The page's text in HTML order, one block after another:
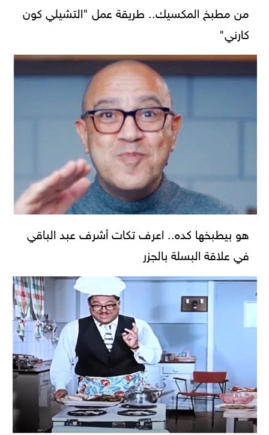
من مطبخ المكسيك.. طريقة عمل "التشيلي كون
كارني"
هو بيطبخها كده.. اعرف تكات أشرف عبد الباقي
في علاقة البسلة بالجزر